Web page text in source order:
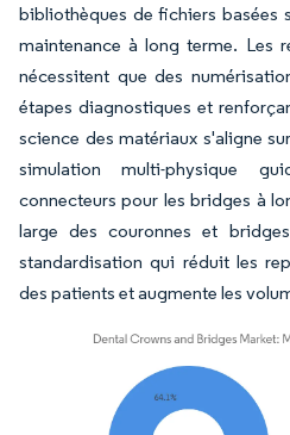
bibliothèques de fichiers basées
maintenance à long terme. Les
nécessitent que des
étapes diagnostiques et
science des matériaux s'aligne
simulation multi-physique
connecteurs pour les bridges à
large des couronnes et
standardisation qui réduit les
des patients et augmente les